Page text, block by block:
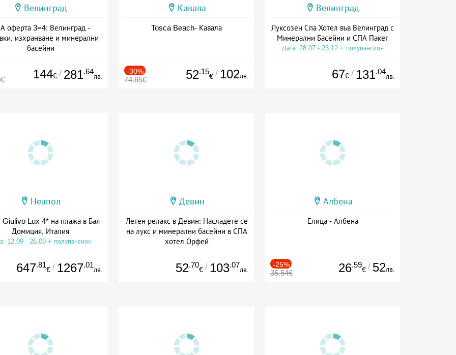
Велинград
оферта 3=4: Велинград -
изхранване и минерални
басейни
144€ / 281.64
лв.
Кавала
Tosca Beach- Кавала
-30%
74.65€ 52.15
€ / 102лв.
Велинград
Луксозен Спа Хотел във Велинград с
Минерални Басейни и СПА Пакет
Дата: 28.07 - 23.12 + полупансион
67€ / 131.04
лв.
Неапол
Giulivo Lux 4* на плажа в Бая
Домиция, Италия
12.09 - 26.09 + полупансион
647.81
€ / 1267.01
лв.
Девин
Летен релакс в Девин: Насладете се
на лукс и минерални басейни в СПА
хотел Орфей
52.70
€ / 103.07
лв.
Албена
Елица - Албена
-25%
35.54€ 26.59
€ / 52лв.